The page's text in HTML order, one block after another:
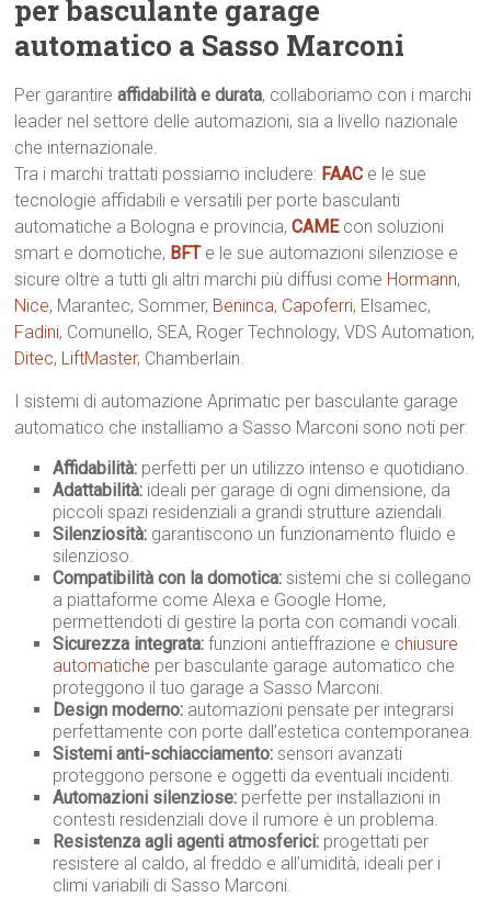
per basculante garage
automatico a Sasso Marconi
Per garantireaffidabilità e durata, collaboriamo con i marchi
leader nel settore delle automazioni, sia a livello nazionale
che internazionale.
Tra i marchi trattati possiamo includere: FAAC e le sue
tecnologie affidabili e versatili per porte basculanti
automatiche a Bologna e provincia,CAME con soluzioni
smart e domotiche, BFT e le sue automazioni silenziose e
sicure oltre a tutti gli altri marchi più diffusi come Hormann,
Nice, Marantec, Sommer, Beninca, Capoferri, Elsamec,
Fadini, Comunello, SEA, Roger Technology, VDS Automation,
Ditec, LiftMaster, Chamberlain.
I sistemi di automazione Aprimatic per basculante garage
automatico che installiamo a Sasso Marconi sono noti per:
Affidabilità: perfetti per un utilizzo intenso e quotidiano.
Adattabilità: ideali per garage di ogni dimensione, da
piccoli spazi residenziali a grandi strutture aziendali.
Silenziosità: garantiscono un funzionamento fluido e
silenzioso.
Compatibilità con la domotica: sistemi che si collegano
a piattaforme come Alexa e Google Home,
permettendoti di gestire la porta con comandi vocali.
Sicurezza integrata: funzioni antieffrazione e chiusure
automatiche per basculante garage automatico che
proteggono il tuo garage a Sasso Marconi.
Design moderno: automazioni pensate per integrarsi
perfettamente con porte dall’estetica contemporanea.
Sistemi anti-schiacciamento: sensori avanzati
proteggono persone e oggetti da eventuali incidenti.
Automazioni silenziose: perfette per installazioni in
contesti residenziali dove il rumore è un problema.
Resistenza agli agenti atmosferici: progettati per
resistere al caldo, al freddo e all’umidità, ideali per i
climi variabili di Sasso Marconi.